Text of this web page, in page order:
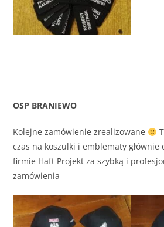
OSP BRANIEWO
Kolejne zamówienie zrealizowane
czas na koszulki i emblematy głównie
firmie Haft Projekt za szybką i
zamówienia